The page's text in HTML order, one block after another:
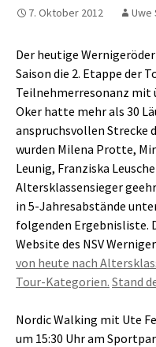
7. Oktober 2012 Uwe
Der heutige
Saison die 2. Etappe der
Teilnehmerresonanz mit
Oker hatte mehr als 30
anspruchsvollen Strecke
wurden Milena Protte,
Leunig, Franziska
Altersklassensieger
in 5-Jahresabstände
folgenden Ergebnisliste.
Website des NSV
von heute nach
Tour-Kategorien. Stand
Nordic Walking mit Ute
um 15:30 Uhr am